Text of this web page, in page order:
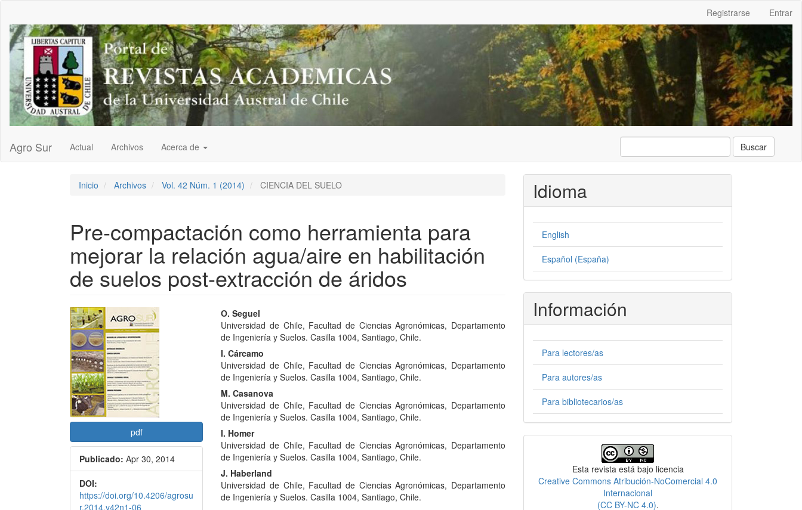
Contenido
principal
Barra
lateral
Registrarse Entrar
Agro Sur Actual Archivos Acerca de Buscar
Inicio Archivos Vol. 42 Núm. 1 (2014) CIENCIA DEL SUELO
Pre-compactación como herramienta para
mejorar la relación agua/aire en habilitación
de suelos post-extracción de áridos
Barra
lateral
del
artículo
pdf
Publicado: Apr 30, 2014
DOI:
https://doi.org/10.4206/agrosu
r.2014.v42n1-06
Contenido
principal
del
artículo
O. Seguel
Universidad de Chile, Facultad de Ciencias Agronómicas, Departamento
de Ingeniería y Suelos. Casilla 1004, Santiago, Chile.
I. Cárcamo
Universidad de Chile, Facultad de Ciencias Agronómicas, Departamento
de Ingeniería y Suelos. Casilla 1004, Santiago, Chile.
M. Casanova
Universidad de Chile, Facultad de Ciencias Agronómicas, Departamento
de Ingeniería y Suelos. Casilla 1004, Santiago, Chile.
I. Homer
Universidad de Chile, Facultad de Ciencias Agronómicas, Departamento
de Ingeniería y Suelos. Casilla 1004, Santiago, Chile.
J. Haberland
Universidad de Chile, Facultad de Ciencias Agronómicas, Departamento
de Ingeniería y Suelos. Casilla 1004, Santiago, Chile.
Idioma
English
Español (España)
Información
Para lectores/as
Para autores/as
Para bibliotecarios/as
Esta revista está bajo licencia
Creative Commons Atribución-NoComercial 4.0
Internacional
(CC BY-NC 4.0).